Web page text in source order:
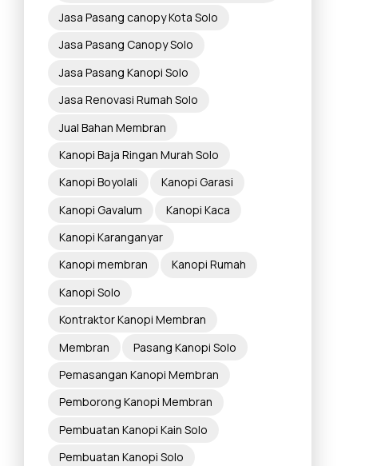
Jasa Pasang canopy Kota Solo
Jasa Pasang Canopy Solo
Jasa Pasang Kanopi Solo
Jasa Renovasi Rumah Solo
Jual Bahan Membran
Kanopi Baja Ringan Murah Solo
Kanopi Boyolali
Kanopi Garasi
Kanopi Gavalum
Kanopi Kaca
Kanopi Karanganyar
Kanopi membran
Kanopi Rumah
Kanopi Solo
Kontraktor Kanopi Membran
Membran
Pasang Kanopi Solo
Pemasangan Kanopi Membran
Pemborong Kanopi Membran
Pembuatan Kanopi Kain Solo
Pembuatan Kanopi Solo